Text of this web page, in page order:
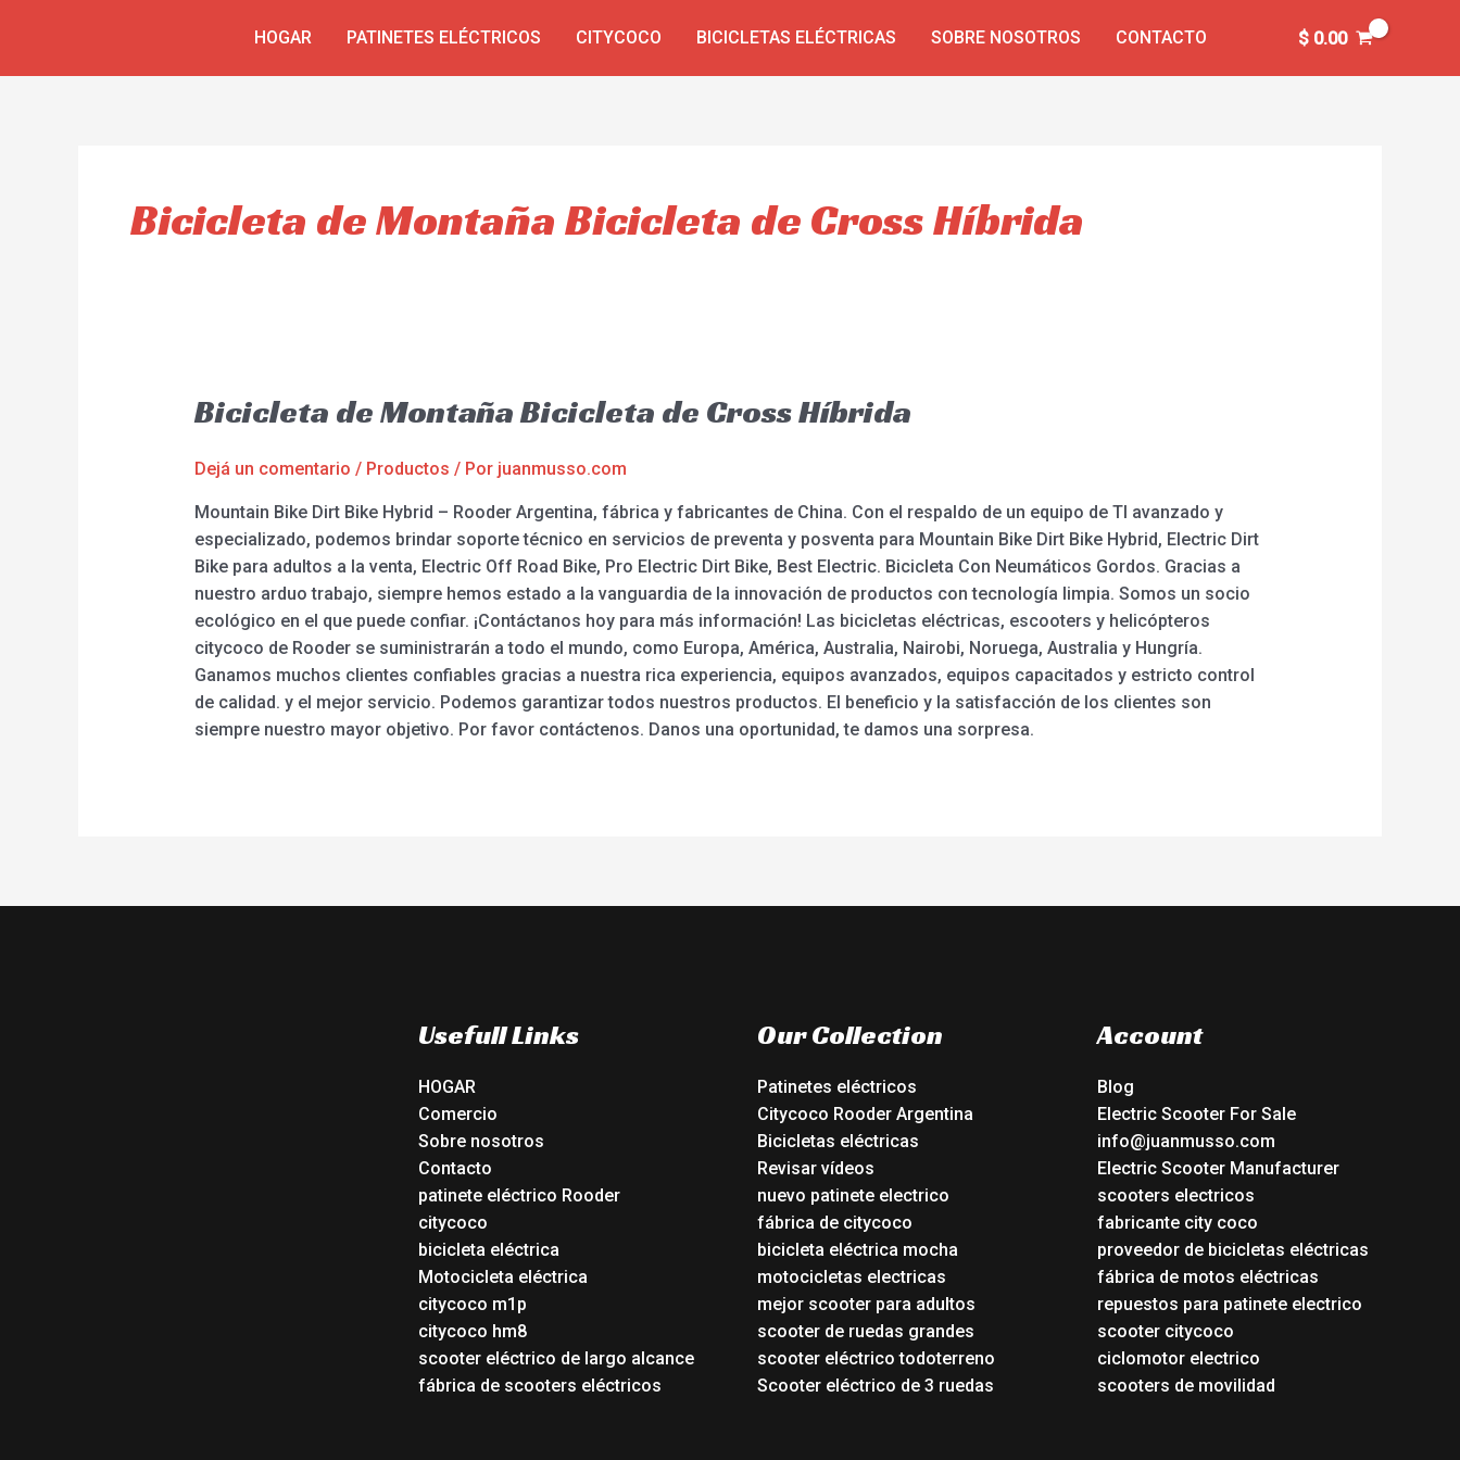
HOGAR PATINETES ELÉCTRICOS CITYCOCO BICICLETAS ELÉCTRICAS SOBRE NOSOTROS CONTACTO $0.00
Bicicleta de Montaña Bicicleta de Cross Híbrida
Bicicleta de Montaña Bicicleta de Cross Híbrida
Dejá un comentario / Productos / Por juanmusso.com
Mountain Bike Dirt Bike Hybrid – Rooder Argentina, fábrica y fabricantes de China. Con el respaldo de un equipo de TI avanzado y
especializado, podemos brindar soporte técnico en servicios de preventa y posventa para Mountain Bike Dirt Bike Hybrid, Electric Dirt
Bike para adultos a la venta, Electric Off Road Bike, Pro Electric Dirt Bike, Best Electric. Bicicleta Con Neumáticos Gordos. Gracias a
nuestro arduo trabajo, siempre hemos estado a la vanguardia de la innovación de productos con tecnología limpia. Somos un socio
ecológico en el que puede confiar. ¡Contáctanos hoy para más información! Las bicicletas eléctricas, escooters y helicópteros
citycoco de Rooder se suministrarán a todo el mundo, como Europa, América, Australia, Nairobi, Noruega, Australia y Hungría.
Ganamos muchos clientes confiables gracias a nuestra rica experiencia, equipos avanzados, equipos capacitados y estricto control
de calidad. y el mejor servicio. Podemos garantizar todos nuestros productos. El beneficio y la satisfacción de los clientes son
siempre nuestro mayor objetivo. Por favor contáctenos. Danos una oportunidad, te damos una sorpresa.
Usefull Links
HOGAR
Comercio
Sobre nosotros
Contacto
patinete eléctrico Rooder
citycoco
bicicleta eléctrica
Motocicleta eléctrica
citycoco m1p
citycoco hm8
scooter eléctrico de largo alcance
fábrica de scooters eléctricos
Our Collection
Patinetes eléctricos
Citycoco Rooder Argentina
Bicicletas eléctricas
Revisar vídeos
nuevo patinete electrico
fábrica de citycoco
bicicleta eléctrica mocha
motocicletas electricas
mejor scooter para adultos
scooter de ruedas grandes
scooter eléctrico todoterreno
Scooter eléctrico de 3 ruedas
Account
Blog
Electric Scooter For Sale
info@juanmusso.com
Electric Scooter Manufacturer
scooters electricos
fabricante city coco
proveedor de bicicletas eléctricas
fábrica de motos eléctricas
repuestos para patinete electrico
scooter citycoco
ciclomotor electrico
scooters de movilidad